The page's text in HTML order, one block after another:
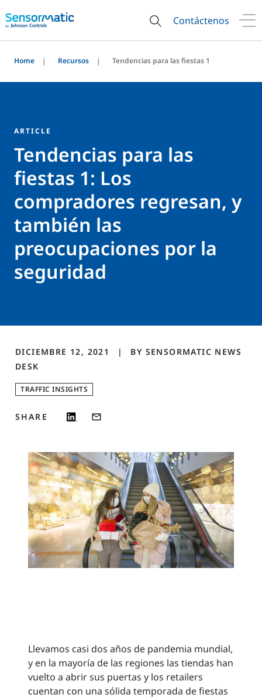
Contáctenos
Home Recursos Tendencias para las fiestas 1
ARTICLE
Tendencias para las
fiestas 1: Los
compradores regresan, y
también las
preocupaciones por la
seguridad
DICIEMBRE 12, 2021 BY SENSORMATIC NEWS
DESK
TRAFFIC INSIGHTS
SHARE
Llevamos casi dos años de pandemia mundial,
y en la mayoría de las regiones las tiendas han
vuelto a abrir sus puertas y los retailers
cuentan con una sólida temporada de fiestas